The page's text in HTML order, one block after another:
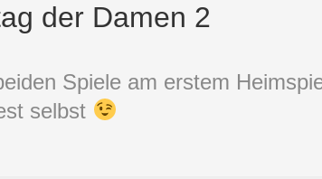
der Damen 2
Spiele am erstem
selbst